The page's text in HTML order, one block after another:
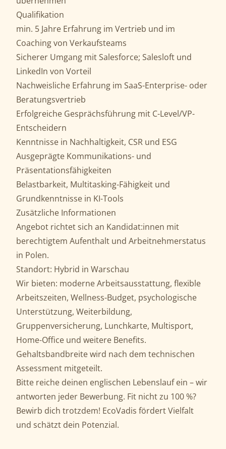
Qualifikation
min. 5 Jahre Erfahrung im Vertrieb und im
Coaching von Verkaufsteams
Sicherer Umgang mit Salesforce; Salesloft und
LinkedIn von Vorteil
Nachweisliche Erfahrung im SaaS-Enterprise- oder
Beratungsvertrieb
Erfolgreiche Gesprächsführung mit C-Level/VP-
Entscheidern
Kenntnisse in Nachhaltigkeit, CSR und ESG
Ausgeprägte Kommunikations- und
Präsentationsfähigkeiten
Belastbarkeit, Multitasking-Fähigkeit und
Grundkenntnisse in KI-Tools
Zusätzliche Informationen
Angebot richtet sich an Kandidat:innen mit
berechtigtem Aufenthalt und Arbeitnehmerstatus
in Polen.
Standort: Hybrid in Warschau
Wir bieten: moderne Arbeitsausstattung, flexible
Arbeitszeiten, Wellness-Budget, psychologische
Unterstützung, Weiterbildung,
Gruppenversicherung, Lunchkarte, Multisport,
Home-Office und weitere Benefits.
Gehaltsbandbreite wird nach dem technischen
Assessment mitgeteilt.
Bitte reiche deinen englischen Lebenslauf ein – wir
antworten jeder Bewerbung. Fit nicht zu 100 %?
Bewirb dich trotzdem! EcoVadis fördert Vielfalt
und schätzt dein Potenzial.